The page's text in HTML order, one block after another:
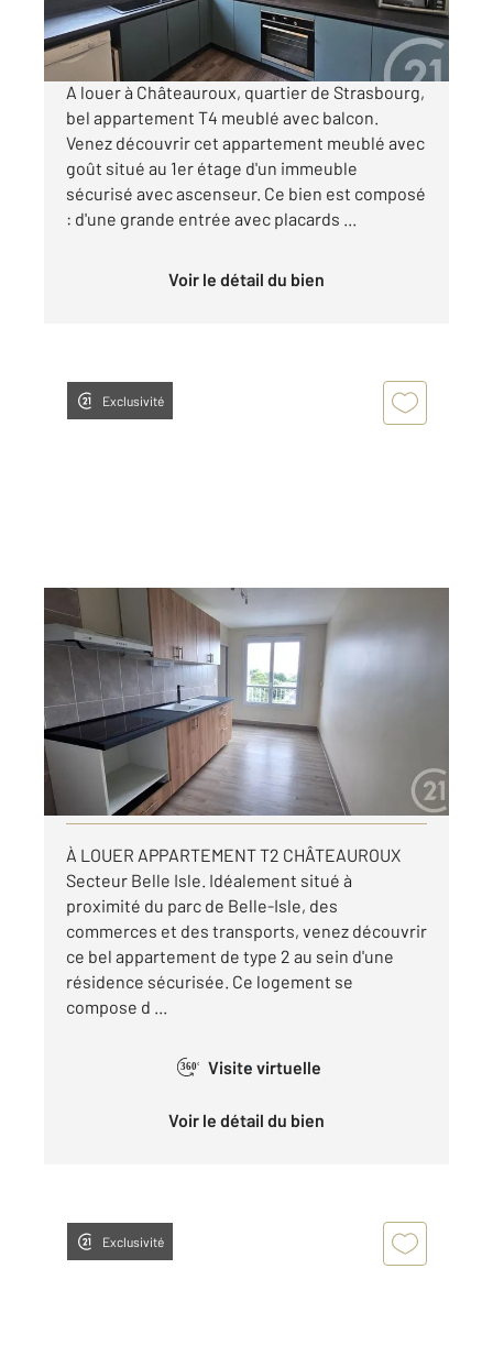
par mois charges comprises
A louer à Châteauroux, quartier de Strasbourg,
bel appartement T4 meublé avec balcon.
Venez découvrir cet appartement meublé avec
goût situé au 1er étage d'un immeuble
sécurisé avec ascenseur. Ce bien est composé
: d'une grande entrée avec placards ...
Voir le détail du bien
Exclusivité
CHATEAUROUX 36
54,10 m , 2 pièces
Ref : 10423
Appartement à louer
555 €
par mois charges comprises
Visiter le site dédié
À LOUER APPARTEMENT T2 CHÂTEAUROUX
Secteur Belle Isle. Idéalement situé à
proximité du parc de Belle-Isle, des
commerces et des transports, venez découvrir
ce bel appartement de type 2 au sein d'une
résidence sécurisée. Ce logement se
compose d ...
360° Visite virtuelle
Voir le détail du bien
Exclusivité